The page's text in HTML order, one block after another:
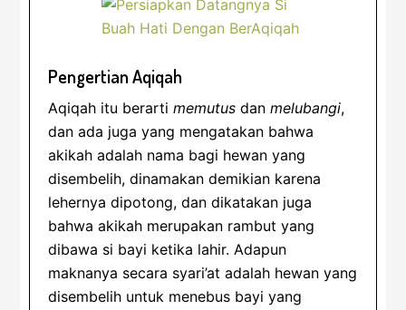
Pengertian Aqiqah
Aqiqah itu berartimemutus danmelubangi,
dan ada juga yang mengatakan bahwa
akikah adalah nama bagi hewan yang
disembelih, dinamakan demikian karena
lehernya dipotong, dan dikatakan juga
bahwa akikah merupakan rambut yang
dibawa si bayi ketika lahir. Adapun
maknanya secara syari’at adalah hewan yang
disembelih untuk menebus bayi yang